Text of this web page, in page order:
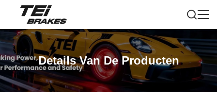
Details Van De Producten